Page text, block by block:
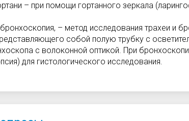
– при помощи гортанного зеркала
– метод исследования трахеи и
собой полую трубку с
с волоконной оптикой. При
для гистологического исследования.